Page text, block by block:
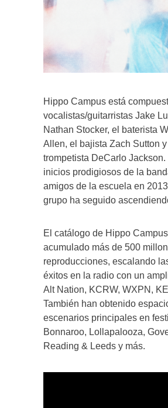
Hippo Campus está
vocalistas/guitarristas Jake
Nathan Stocker, el baterista
Allen, el bajista Zach Sutton y
trompetista DeCarlo
inicios prodigiosos de la
amigos de la escuela en
grupo ha seguido
El catálogo de Hippo
acumulado más de 500
reproducciones, escalando
éxitos en la radio con un
Alt Nation, KCRW, WXPN,
También han obtenido
escenarios principales en
Bonnaroo, Lollapalooza,
Reading & Leeds y más.